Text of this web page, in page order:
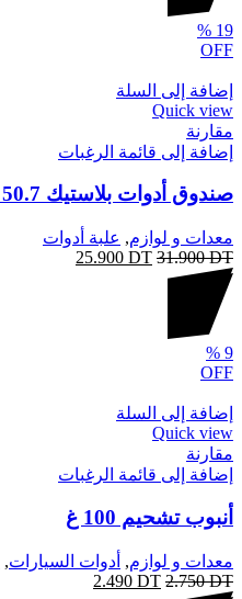
19
%
OFF
إضافة إلى السلة
Quick view
مقارنة
إضافة إلى قائمة الرغبات
صندوق أدوات بلاستيك 50.7 صم
معدات و لوازم, علبة أدوات
31.900DT
25.900 DT
9
%
OFF
إضافة إلى السلة
Quick view
مقارنة
إضافة إلى قائمة الرغبات
أنبوب تشحيم 100 غ
معدات و لوازم, أدوات السيارات,
2.750DT
2.490 DT